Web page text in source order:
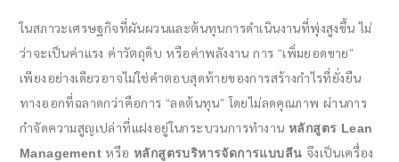
ในสภาวะเศรษฐกิจที่ผันผวนและต้นทุนการดำเนินงานที่พุ่งสูงขึ้น ไม่
ว่าจะเป็นค่าแรง ค่าวัตถุดิบ หรือค่าพลังงาน การ “เพิ่มยอดขาย”
เพียงอย่างเดียวอาจไม่ใช่คำตอบสุดท้ายของการสร้างกำไรที่ยั่งยืน
ทางออกที่ฉลาดกว่าคือการ “ลดต้นทุน” โดยไม่ลดคุณภาพ ผ่านการ
กำจัดความสูญเปล่าที่แฝงอยู่ในกระบวนการทำงานหลักสูตร Lean
Management หรือหลักสูตรบริหารจัดการแบบลีน จึงเป็นเครื่อง